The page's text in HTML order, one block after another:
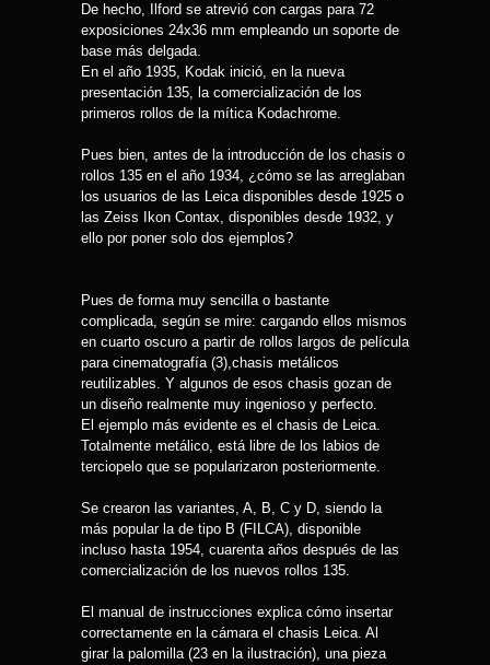
De hecho, Ilford se atrevió con cargas para 72
exposiciones 24x36 mm empleando un soporte de
base más delgada.
En el año 1935, Kodak inició, en la nueva
presentación 135, la comercialización de los
primeros rollos de la mítica Kodachrome.
Pues bien, antes de la introducción de los chasis o
rollos 135 en el año 1934, ¿cómo se las arreglaban
los usuarios de las Leica disponibles desde 1925 o
las Zeiss Ikon Contax, disponibles desde 1932, y
ello por poner solo dos ejemplos?
Pues de forma muy sencilla o bastante
complicada, según se mire: cargando ellos mismos
en cuarto oscuro a partir de rollos largos de película
para cinematografía (3),chasis metálicos
reutilizables. Y algunos de esos chasis gozan de
un diseño realmente muy ingenioso y perfecto.
El ejemplo más evidente es el chasis de Leica.
Totalmente metálico, está libre de los labios de
terciopelo que se popularizaron posteriormente.
Se crearon las variantes, A, B, C y D, siendo la
más popular la de tipo B (FILCA), disponible
incluso hasta 1954, cuarenta años después de las
comercialización de los nuevos rollos 135.
El manual de instrucciones explica cómo insertar
correctamente en la cámara el chasis Leica. Al
girar la palomilla (23 en la ilustración), una pieza